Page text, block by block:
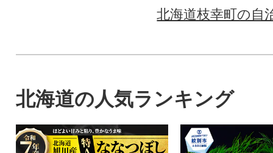
北海道枝幸町の自
北海道の人気ランキング